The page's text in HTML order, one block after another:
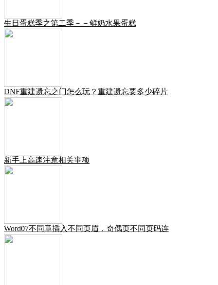
生日蛋糕季之第二季－－鲜奶水果蛋糕
DNF重建遗忘之门怎么玩？重建遗忘要多少碎片
新手上高速注意相关事项
Word07不同章插入不同页眉，奇偶页不同页码连